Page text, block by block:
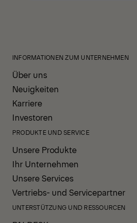
INFORMATIONEN ZUM UNTERNEHMEN
Über uns
Neuigkeiten
Karriere
Investoren
PRODUKTE UND SERVICE
Unsere Produkte
Ihr Unternehmen
Unsere Services
Vertriebs- und Servicepartner
UNTERSTÜTZUNG UND RESSOURCEN